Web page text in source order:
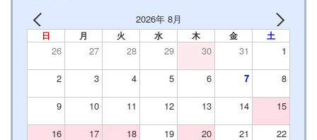
2026年 8月
日 月 火 水 木 金 土
26 27 28 29 30 31 1
2 3 4 5 6 7 8
9 10 11 12 13 14 15
16 17 18 19 20 21 22